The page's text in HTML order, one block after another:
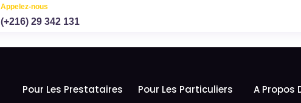
Appelez-nous
(+216) 29 342 131
Pour Les Prestataires
Pour Les Particuliers
A Propos